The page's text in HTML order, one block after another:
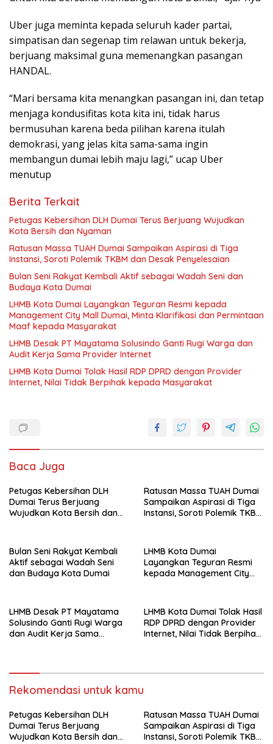
Uber juga meminta kepada seluruh kader partai,
simpatisan dan segenap tim relawan untuk bekerja,
berjuang maksimal guna memenangkan pasangan
HANDAL.
“Mari bersama kita menangkan pasangan ini, dan tetap
menjaga kondusifitas kota kita ini, tidak harus
bermusuhan karena beda pilihan karena itulah
demokrasi, yang jelas kita sama-sama ingin
membangun dumai lebih maju lagi,” ucap Uber
menutup
Berita Terkait
Petugas Kebersihan DLH Dumai Terus Berjuang Wujudkan
Kota Bersih dan Nyaman
Ratusan Massa TUAH Dumai Sampaikan Aspirasi di Tiga
Instansi, Soroti Polemik TKBM dan Desak Penyelesaian
Bulan Seni Rakyat Kembali Aktif sebagai Wadah Seni dan
Budaya Kota Dumai
LHMB Kota Dumai Layangkan Teguran Resmi kepada
Management City Mall Dumai, Minta Klarifikasi dan Permintaan
Maaf kepada Masyarakat
LHMB Desak PT Mayatama Solusindo Ganti Rugi Warga dan
Audit Kerja Sama Provider Internet
LHMB Kota Dumai Tolak Hasil RDP DPRD dengan Provider
Internet, Nilai Tidak Berpihak kepada Masyarakat
Baca Juga
Petugas Kebersihan DLH
Dumai Terus Berjuang
Wujudkan Kota Bersih dan
Ratusan Massa TUAH Dumai
Sampaikan Aspirasi di Tiga
Instansi, Soroti Polemik TKBM
Bulan Seni Rakyat Kembali
Aktif sebagai Wadah Seni
dan Budaya Kota Dumai
LHMB Kota Dumai
Layangkan Teguran Resmi
kepada Management City
kepada Masyarakat
LHMB Desak PT Mayatama
Solusindo Ganti Rugi Warga
dan Audit Kerja Sama
LHMB Kota Dumai Tolak Hasil
RDP DPRD dengan Provider
Internet, Nilai Tidak Berpihak
Rekomendasi untuk kamu
Petugas Kebersihan DLH
Dumai Terus Berjuang
Wujudkan Kota Bersih dan
Ratusan Massa TUAH Dumai
Sampaikan Aspirasi di Tiga
Instansi, Soroti Polemik TKBM